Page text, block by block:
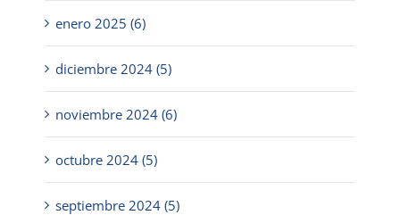
enero 2025 (6)
diciembre 2024 (5)
noviembre 2024 (6)
octubre 2024 (5)
septiembre 2024 (5)